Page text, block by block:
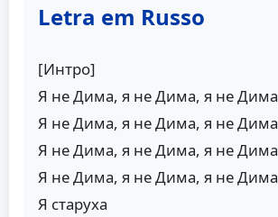
Letra em Russo
[Интро]
Я не Дима, я не Дима, я не Дима
Я не Дима, я не Дима, я не Дима
Я не Дима, я не Дима, я не Дима
Я не Дима, я не Дима, я не Дима
Я старуха